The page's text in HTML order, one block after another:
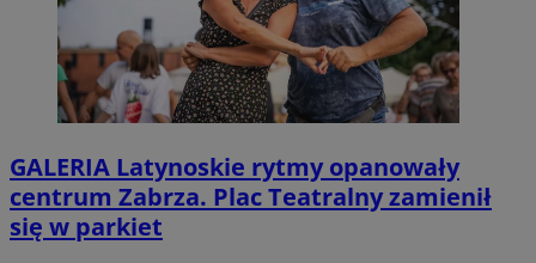
GALERIA Latynoskie rytmy opanowały
centrum Zabrza. Plac Teatralny zamienił
się w parkiet